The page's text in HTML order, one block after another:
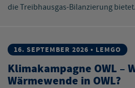
die Treibhausgas-Bilanzierung bietet.
16. SEPTEMBER 2026 • LEMGO
Klimakampagne OWL –
Wärmewende in OWL?